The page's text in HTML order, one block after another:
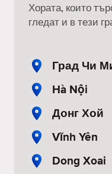
Хората, които
гледат и в тези
Град Чи
Hà Nội
Донг Хой
Vĩnh Yên
Dong Xoai